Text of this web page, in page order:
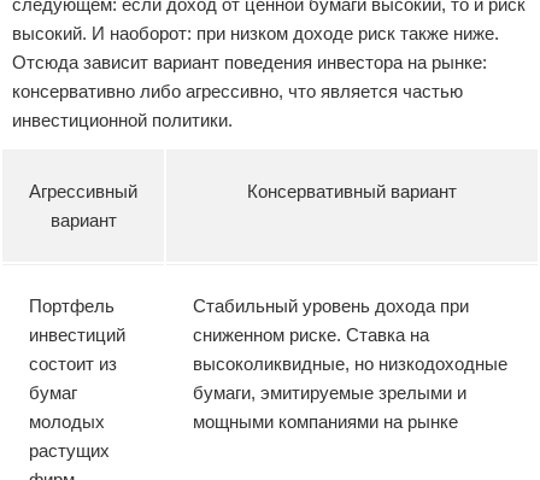
следующем: если доход от ценной бумаги высокий, то и риск
высокий. И наоборот: при низком доходе риск также ниже.
Отсюда зависит вариант поведения инвестора на рынке:
консервативно либо агрессивно, что является частью
инвестиционной политики.
Агрессивный
вариант
Консервативный вариант
Портфель
инвестиций
состоит из
бумаг
молодых
растущих
Стабильный уровень дохода при
сниженном риске. Ставка на
высоколиквидные, но низкодоходные
бумаги, эмитируемые зрелыми и
мощными компаниями на рынке